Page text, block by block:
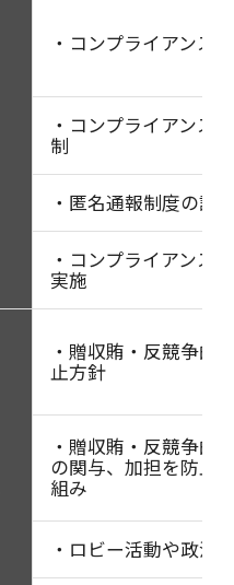
・コンプライアンス
・コンプライアンス
制
・匿名通報制度の設
・コンプライアンス
実施
・贈収賄・反競争的
止方針
・贈収賄・反競争的
の関与、加担を防止
組み
・ロビー活動や政治